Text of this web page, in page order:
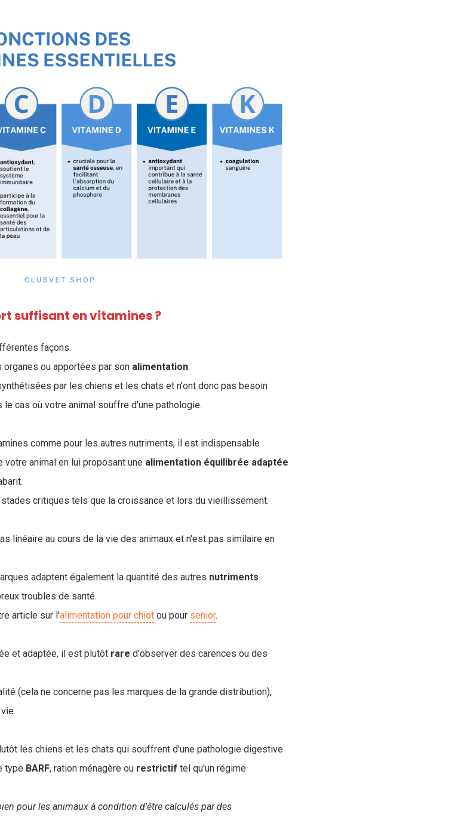
suffisant en vitamines ?
façons.
organes ou apportées par son alimentation.
par les chiens et les chats et n'ont donc pas besoin
cas où votre animal souffre d'une pathologie.
comme pour les autres nutriments, il est indispensable
animal en lui proposant une alimentation équilibrée adaptée
.
critiques tels que la croissance et lors du vieillissement.
linéaire au cours de la vie des animaux et n'est pas similaire en
adaptent également la quantité des autres nutriments
troubles de santé.
article sur l'alimentation pour chiot ou pour senior.
et adaptée, il est plutôt rare d'observer des carences ou des
(cela ne concerne pas les marques de la grande distribution),
les chiens et les chats qui souffrent d'une pathologie digestive
type BARF, ration ménagère ou restrictif tel qu'un régime
pour les animaux à condition d'être calculés par des